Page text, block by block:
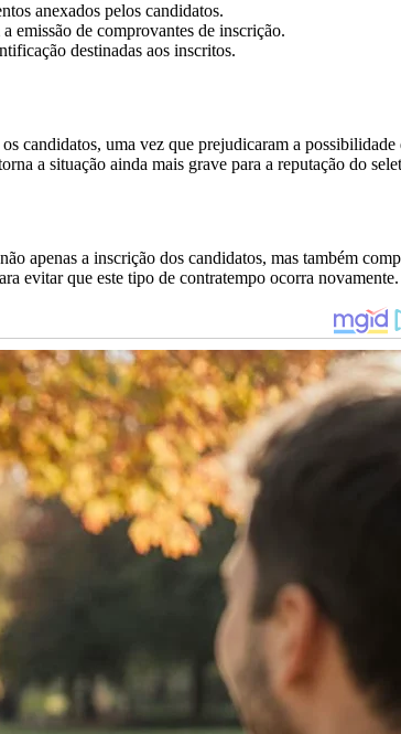
anexados pelos candidatos.
emissão de comprovantes de inscrição.
destinadas aos inscritos.
candidatos, uma vez que prejudicaram a possibilidade
a situação ainda mais grave para a reputação do
apenas a inscrição dos candidatos, mas também
evitar que este tipo de contratempo ocorra novamente.